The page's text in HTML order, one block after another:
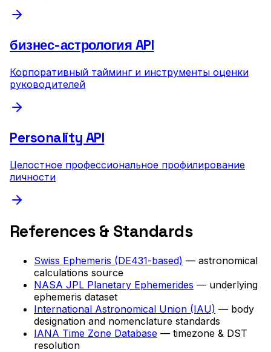
бизнес-астрология API
Корпоративный тайминг и инструменты оценки
руководителей
Personality API
Целостное профессиональное профилирование
личности
References & Standards
Swiss Ephemeris (DE431-based) — astronomical
calculations source
NASA JPL Planetary Ephemerides — underlying
ephemeris dataset
International Astronomical Union (IAU) — body
designation and nomenclature standards
IANA Time Zone Database — timezone & DST
resolution